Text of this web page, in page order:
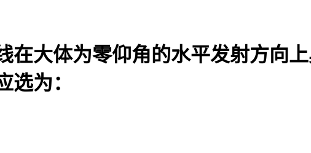
在大体为零仰角的水平发射方向
为：